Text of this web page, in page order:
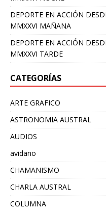
DEPORTE EN ACCIÓN
MMXXVI MAÑANA
DEPORTE EN ACCIÓN
MMXXVI TARDE
CATEGORÍAS
ARTE GRAFICO
ASTRONOMIA AUSTRAL
AUDIOS
avidano
CHAMANISMO
CHARLA AUSTRAL
COLUMNA